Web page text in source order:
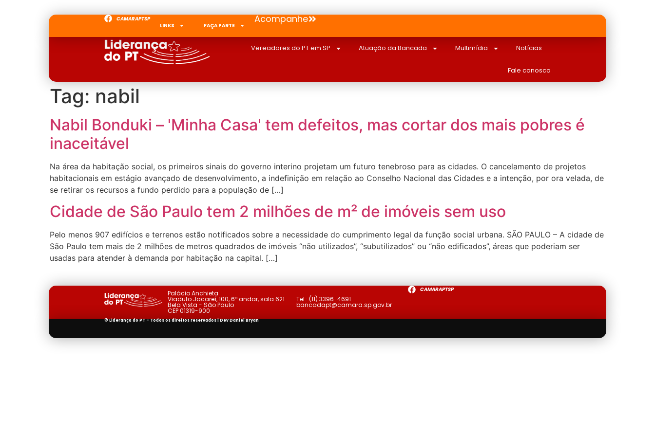
CAMARAPTSP
LINKS
FAÇA PARTE
Acompanhe
Vereadores do PT em SP Atuação da Bancada Multimídia Notícias
Fale conosco
Tag: nabil
Nabil Bonduki – 'Minha Casa' tem defeitos, mas cortar dos mais pobres é
inaceitável
Na área da habitação social, os primeiros sinais do governo interino projetam um futuro tenebroso para as cidades. O cancelamento de projetos
habitacionais em estágio avançado de desenvolvimento, a indefinição em relação ao Conselho Nacional das Cidades e a intenção, por ora velada, de
se retirar os recursos a fundo perdido para a população de […]
Cidade de São Paulo tem 2 milhões de m² de imóveis sem uso
Pelo menos 907 edifícios e terrenos estão notificados sobre a necessidade do cumprimento legal da função social urbana. SÃO PAULO – A cidade de
São Paulo tem mais de 2 milhões de metros quadrados de imóveis “não utilizados”, “subutilizados” ou “não edificados”, áreas que poderiam ser
usadas para atender à demanda por habitação na capital. […]
Palácio Anchieta
Viaduto Jacareí, 100, 6º andar, sala 621
Bela Vista - São Paulo
CEP 01319-900
Tel.: (11) 3396-4691
bancadapt@camara.sp.gov.br
CAMARAPTSP
© Liderança do PT - Todos os direitos reservados | DevDaniel Bryan